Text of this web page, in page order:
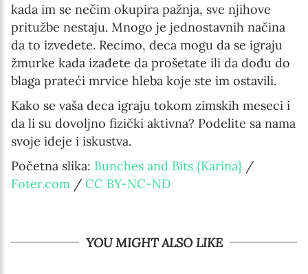
kada im se nečim okupira pažnja, sve njihove
pritužbe nestaju. Mnogo je jednostavnih načina
da to izvedete. Recimo, deca mogu da se igraju
žmurke kada izađete da prošetate ili da dođu do
blaga prateći mrvice hleba koje ste im ostavili.
Kako se vaša deca igraju tokom zimskih meseci i
da li su dovoljno fizički aktivna? Podelite sa nama
svoje ideje i iskustva.
Početna slika: Bunches and Bits {Karina} /
Foter.com / CC BY-NC-ND
YOU MIGHT ALSO LIKE